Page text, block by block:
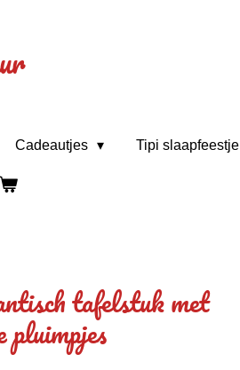
Cadeautjes Tipi slaapfeestje
tafelstuk met
pluimpjes